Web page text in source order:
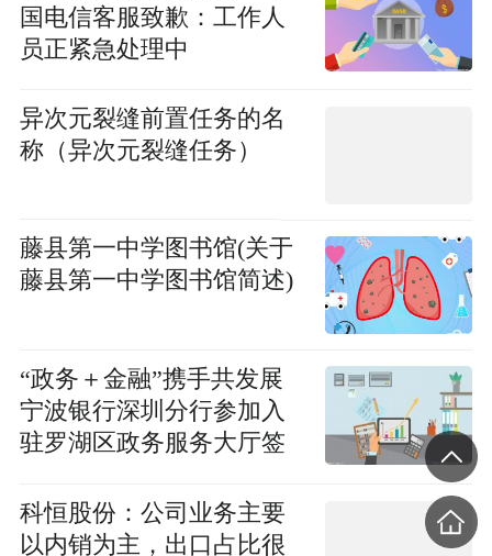
国电信客服致歉：工作人
员正紧急处理中
异次元裂缝前置任务的名
称（异次元裂缝任务）
藤县第一中学图书馆(关于
藤县第一中学图书馆简述)
“政务＋金融”携手共发展
宁波银行深圳分行参加入
驻罗湖区政务服务大厅签
科恒股份：公司业务主要
以内销为主，出口占比很